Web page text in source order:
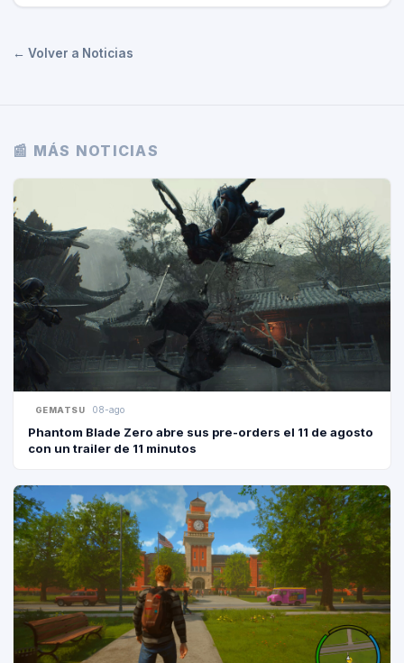
← Volver a Noticias
📰 MÁS NOTICIAS
GEMATSU 08-ago
Phantom Blade Zero abre sus pre-orders el 11 de agosto
con un trailer de 11 minutos